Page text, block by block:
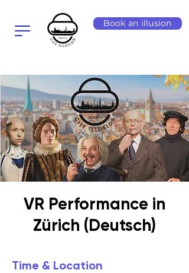
Book an illusion
VR Performance in
Zürich (Deutsch)
Time & Location